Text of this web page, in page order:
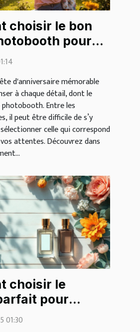
choisir le bon
pour
d'anniversaire ?
d'anniversaire mémorable
à chaque détail, dont le
Entre les
il peut être difficile de s’y
celle qui correspond
attentes. Découvrez dans
choisir le
pour
?
01:30